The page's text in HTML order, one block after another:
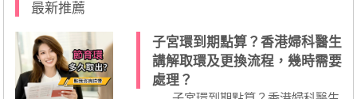
最新推薦
子宮環到期點算？香港婦科醫生
講解取環及更換流程，幾時需要
處理？